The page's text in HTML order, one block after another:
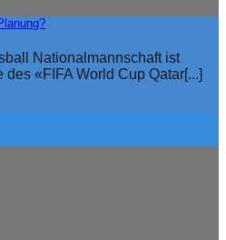
Nationalmannschaft ist
«FIFA World Cup Qatar[...]